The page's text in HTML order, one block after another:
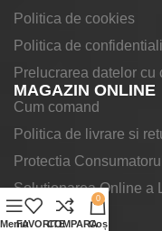
Politica de cookies
Politica de
Prelucrarea datelor cu
MAGAZIN ONLINE
Cum comand
Politica de livrare si
Protectia
Solutionarea Online a
MeniuFAVORITECOMPARA
0
Coș